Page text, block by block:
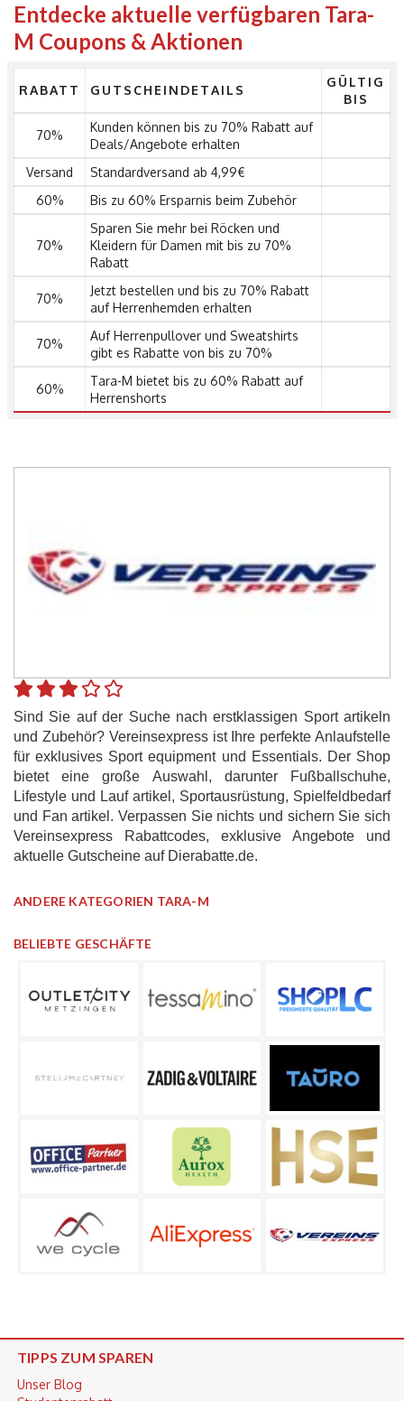
Entdecke aktuelle verfügbaren Tara-
M Coupons & Aktionen
RABATT GUTSCHEINDETAILS
GÜLTIG
BIS
70%
Kunden können bis zu 70% Rabatt auf
Deals/Angebote erhalten
Versand
Standardversand ab 4,99€
60%
Bis zu 60% Ersparnis beim Zubehör
70%
Sparen Sie mehr bei Röcken und
Kleidern für Damen mit bis zu 70%
Rabatt
70%
Jetzt bestellen und bis zu 70% Rabatt
auf Herrenhemden erhalten
70%
Auf Herrenpullover und Sweatshirts
gibt es Rabatte von bis zu 70%
60%
Tara-M bietet bis zu 60% Rabatt auf
Herrenshorts
Sind Sie auf der Suche nach erstklassigen Sport artikeln
und Zubehör? Vereinsexpress ist Ihre perfekte Anlaufstelle
für exklusives Sport equipment und Essentials. Der Shop
bietet eine große Auswahl, darunter Fußballschuhe,
Lifestyle und Lauf artikel, Sportausrüstung, Spielfeldbedarf
und Fan artikel. Verpassen Sie nichts und sichern Sie sich
Vereinsexpress Rabattcodes, exklusive Angebote und
aktuelle Gutscheine auf Dierabatte.de.
ANDERE KATEGORIEN TARA-M
BELIEBTE GESCHÄFTE
TIPPS ZUM SPAREN
Unser Blog